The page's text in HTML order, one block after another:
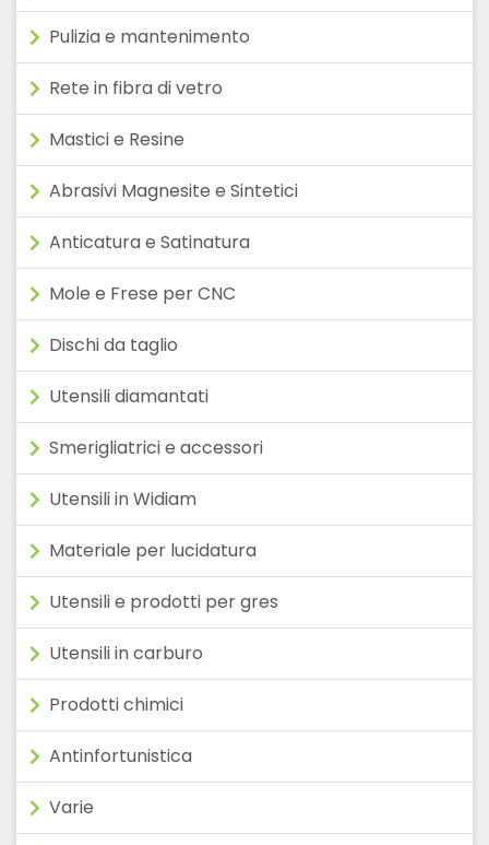
Pulizia e mantenimento
Rete in fibra di vetro
Mastici e Resine
Abrasivi Magnesite e Sintetici
Anticatura e Satinatura
Mole e Frese per CNC
Dischi da taglio
Utensili diamantati
Smerigliatrici e accessori
Utensili in Widiam
Materiale per lucidatura
Utensili e prodotti per gres
Utensili in carburo
Prodotti chimici
Antinfortunistica
Varie